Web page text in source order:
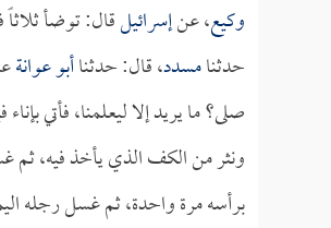
وكيع، عنإسرائيلقال: توضأ
حدثنامسدد، قال: حدثناأبو عوانة
صلى؟ ما يريد إلا ليعلمنا، فأتي
ونثر من الكف الذي يأخذ فيه، ثم
برأسه مرة واحدة، ثم غسل رجله